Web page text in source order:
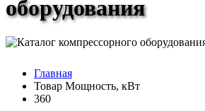
оборудования
Главная
Товар Мощность, кВт
360